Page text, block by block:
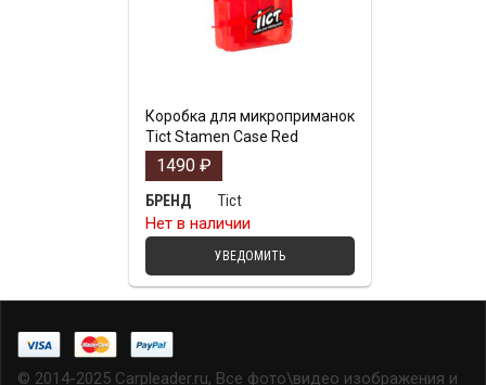
Коробка для микроприманок
Tict Stamen Case Red
1490 ₽
БРЕНД
Tict
Нет в наличии
УВЕДОМИТЬ
© 2014-2025 Carpleader.ru, Все фото\видео изображения и